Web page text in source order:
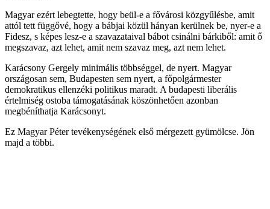
Magyar ezért lebegtette, hogy beül-e a fővárosi közgyűlésbe, amit
attól tett függővé, hogy a bábjai közül hányan kerülnek be, nyer-e a
Fidesz, s képes lesz-e a szavazataival bábot csinálni bárkiből: amit ő
megszavaz, azt lehet, amit nem szavaz meg, azt nem lehet.
Karácsony Gergely minimális többséggel, de nyert. Magyar
országosan sem, Budapesten sem nyert, a főpolgármester
demokratikus ellenzéki politikus maradt. A budapesti liberális
értelmiség ostoba támogatásának köszönhetően azonban
megbéníthatja Karácsonyt.
Ez Magyar Péter tevékenységének első mérgezett gyümölcse. Jön
majd a többi.